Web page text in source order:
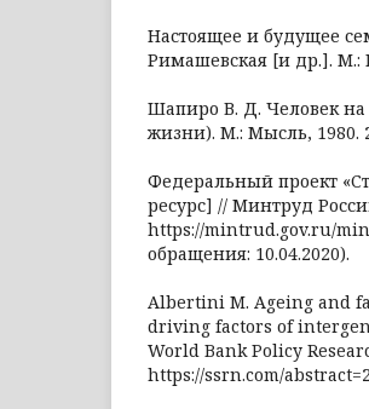
Настоящее и будущее
Римашевская [и др.]. М.:
Шапиро В. Д. Человек
жизни). М.: Мысль, 1980.
Федеральный проект
ресурс] // Минтруд
https://mintrud.gov.ru/
обращения: 10.04.2020).
Albertini M. Ageing and
driving factors of
World Bank Policy
https://ssrn.com/